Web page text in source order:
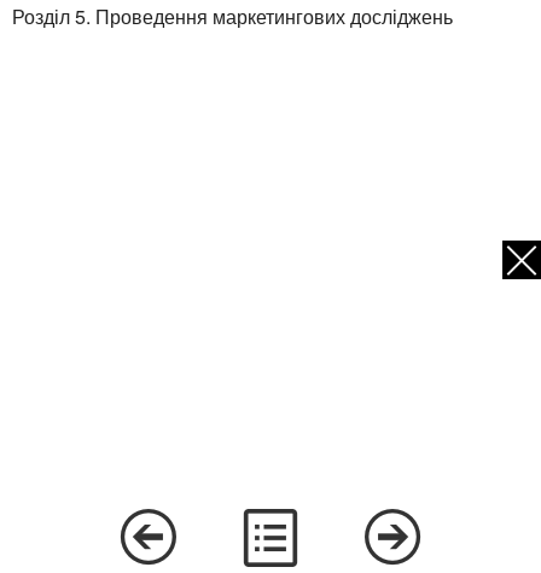
Розділ 5. Проведення маркетингових досліджень